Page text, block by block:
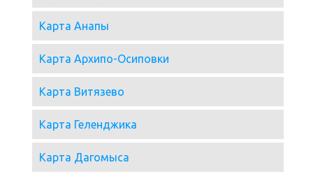
Карта Анапы
Карта Архипо-Осиповки
Карта Витязево
Карта Геленджика
Карта Дагомыса